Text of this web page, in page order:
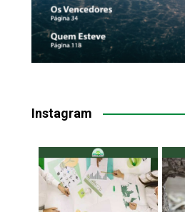
Instagram